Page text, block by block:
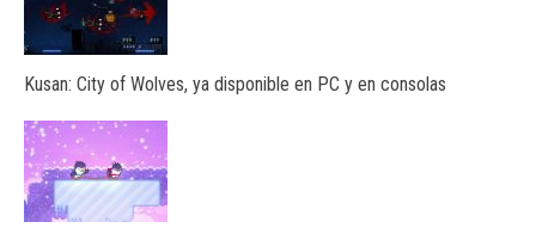
Kusan: City of Wolves, ya disponible en PC y en consolas